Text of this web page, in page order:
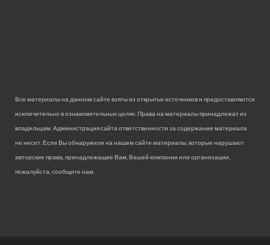
Все материалы на данном сайте взяты из открытых источников и предоставляются
исключительно в ознакомительных целях. Права на материалы принадлежат их
владельцам. Администрация сайта ответственности за содержание материала
не несет. Если Вы обнаружили на нашем сайте материалы, которые нарушают
авторские права, принадлежащие Вам, Вашей компании или организации,
пожалуйста, сообщите нам.